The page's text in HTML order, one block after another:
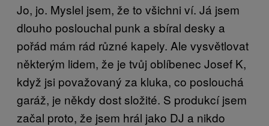
Jo, jo. Myslel jsem, že to všichni ví. Já jsem
dlouho poslouchal punk a sbíral desky a
pořád mám rád různé kapely. Ale vysvětlovat
některým lidem, že je tvůj oblíbenec Josef K,
když jsi považovaný za kluka, co poslouchá
garáž, je někdy dost složité. S produkcí jsem
začal proto, že jsem hrál jako DJ a nikdo